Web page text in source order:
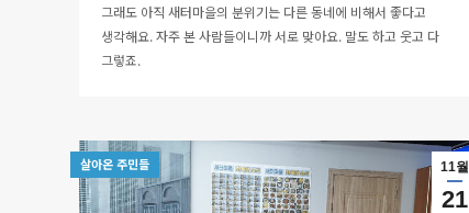
그래도 아직 새터마을의 분위기는 다른 동네에 비해서 좋다고
생각해요. 자주 본 사람들이니까 서로 맞아요. 말도 하고 웃고 다
그렇죠.
11월
21
살아온 주민들